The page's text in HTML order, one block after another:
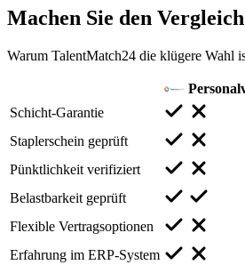
Machen Sie den Vergleich
Warum TalentMatch24 die klügere Wahl
Schicht-Garantie
Staplerschein geprüft
Pünktlichkeit verifiziert
Belastbarkeit geprüft
Flexible Vertragsoptionen
Erfahrung im ERP-System